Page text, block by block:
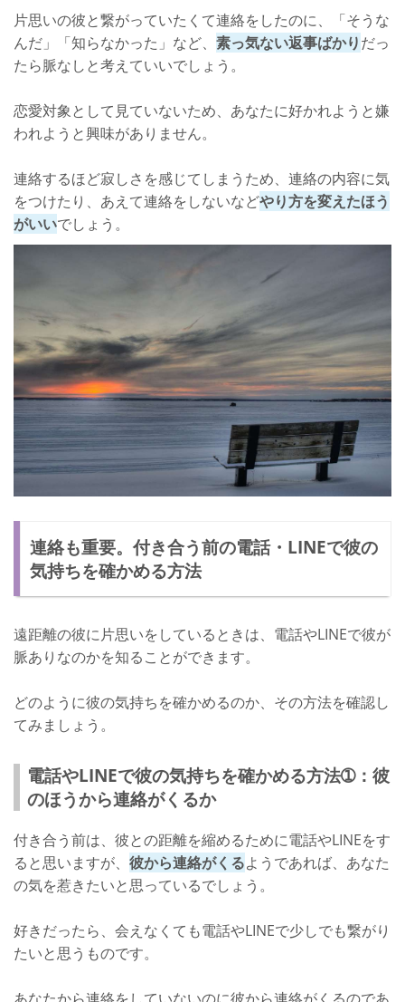
片思いの彼と繋がっていたくて連絡をしたのに、「そうな
んだ」「知らなかった」など、 素っ気ない返事ばかりだっ
たら脈なしと考えていいでしょう。
恋愛対象として見ていないため、あなたに好かれようと嫌
われようと興味がありません。
連絡するほど寂しさを感じてしまうため、連絡の内容に気
をつけたり、あえて連絡をしないなどやり方を変えたほう
がいいでしょう。
連絡も重要。付き合う前の電話・LINEで彼の
気持ちを確かめる方法
遠距離の彼に片思いをしているときは、電話やLINEで彼が
脈ありなのかを知ることができます。
どのように彼の気持ちを確かめるのか、その方法を確認し
てみましょう。
電話やLINEで彼の気持ちを確かめる方法➀：彼
のほうから連絡がくるか
付き合う前は、彼との距離を縮めるために電話やLINEをす
ると思いますが、 彼から連絡がくるようであれば、あなた
の気を惹きたいと思っているでしょう。
好きだったら、会えなくても電話やLINEで少しでも繋がり
たいと思うものです。